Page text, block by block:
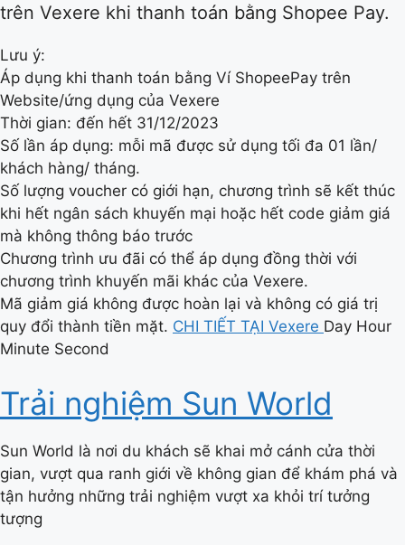
trên Vexere khi thanh toán bằng Shopee Pay.
Lưu ý:
Áp dụng khi thanh toán bằng Ví ShopeePay trên
Website/ứng dụng của Vexere
Thời gian: đến hết 31/12/2023
Số lần áp dụng: mỗi mã được sử dụng tối đa 01 lần/
khách hàng/ tháng.
Số lượng voucher có giới hạn, chương trình sẽ kết thúc
khi hết ngân sách khuyến mại hoặc hết code giảm giá
mà không thông báo trước
Chương trình ưu đãi có thể áp dụng đồng thời với
chương trình khuyến mãi khác của Vexere.
Mã giảm giá không được hoàn lại và không có giá trị
quy đổi thành tiền mặt. CHI TIẾT TẠI Vexere Day Hour
Minute Second
Trải nghiệm Sun World
Sun World là nơi du khách sẽ khai mở cánh cửa thời
gian, vượt qua ranh giới về không gian để khám phá và
tận hưởng những trải nghiệm vượt xa khỏi trí tưởng
tượng